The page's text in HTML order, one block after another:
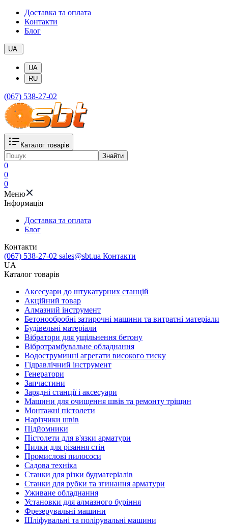
Доставка та оплата
Контакти
Блог
UA
UA
RU
(067) 538-27-02
Каталог товарів
Знайти
0
0
0
Меню
Iнформація
Доставка та оплата
Блог
Контакти
(067) 538-27-02 sales@sbt.ua Контакти
UA
Каталог товарів
Аксесуари до штукатурних станцій
Акційний товар
Алмазний інструмент
Бетонообробні затирочні машини та витратні матеріали
Будівельні матеріали
Вібратори для ущільнення бетону
Вібротрамбувальне обладнання
Водоструминні агрегати високого тиску
Гідравлічний інструмент
Генератори
Запчастини
Зарядні станції і аксесуари
Машини для очищення швів та ремонту тріщин
Монтажні пістолети
Нарізчики швів
Підйомники
Пістолети для в'язки арматури
Пилки для різання стін
Промислові пилососи
Садова техніка
Станки для різки будматеріалів
Станки для рубки та згинання арматури
Уживане обладнання
Установки для алмазного буріння
Фрезерувальні машини
Шліфувальні та полірувальні машини